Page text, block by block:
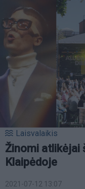
Laisvalaikis
Žinomi atlikėjai
Klaipėdoje
2021-07-12 13:07